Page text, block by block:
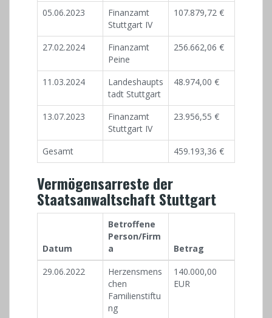
05.06.2023
Finanzamt
Stuttgart IV
107.879,72 €
27.02.2024
Finanzamt
Peine
256.662,06 €
11.03.2024
Landeshaupts
tadt Stuttgart
48.974,00 €
13.07.2023
Finanzamt
Stuttgart IV
23.956,55 €
Gesamt 459.193,36 €
Vermögensarreste der
Staatsanwaltschaft Stuttgart
Datum
Betroffene
Person/Firm
a
Betrag
29.06.2022
Herzensmens
chen
Familienstiftu
ng
140.000,00
EUR